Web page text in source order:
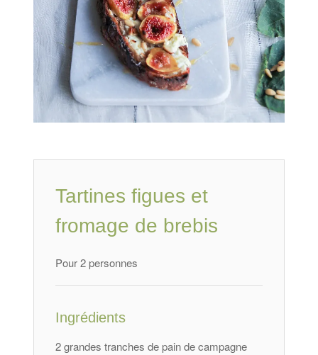
Tartines figues et
fromage de brebis
Pour 2 personnes
Ingrédients
2 grandes tranches de pain de campagne